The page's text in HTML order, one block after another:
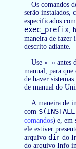
Os comandos
serão instalados,
especificados
exec_prefix,
maneira de fazer
descrito adiante.
Use «-» antes
manual, para que
de haver
de manual do
A maneira de
com
comandos) e, em
ele estiver
arquivo dir do
do arquivo Info